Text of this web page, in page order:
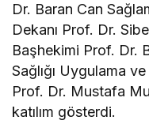
Dr. Baran Can
Dekanı Prof. Dr.
Başhekimi Prof. Dr.
Sağlığı Uygulama
Prof. Dr. Mustafa
katılım gösterdi.